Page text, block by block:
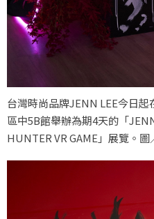
台灣時尚品牌JENN LEE今日
區中5B館舉辦為期4天的「
HUNTER VR GAME」展覽。